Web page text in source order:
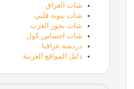
شات العراق
شات بنوتة قلبي
شات بحور العرب
شات احساس كول
دردشة عراقنا
دليل المواقع العربية